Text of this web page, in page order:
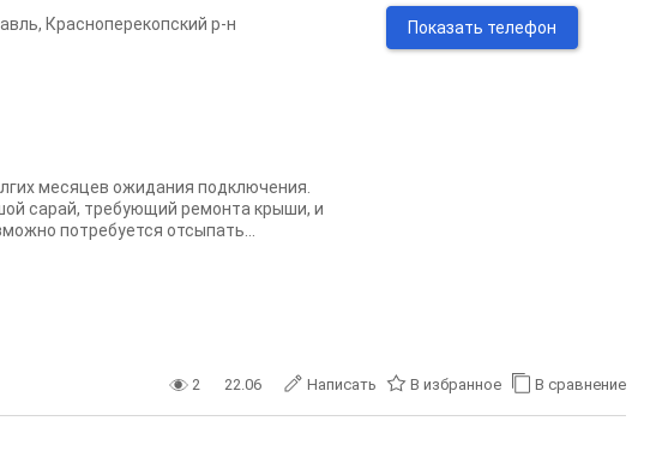
, Красноперекопский р-н
месяцев ожидания подключения.
сарай, требующий ремонта крыши, и
потребуется отсыпать...
Показать телефон
2 22.06 Написать В избранное В сравнение